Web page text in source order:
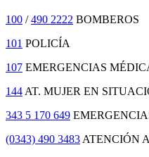
100 /490 2222 BOMBEROS
101 POLICÍA
107 EMERGENCIAS
144 AT. MUJER EN
343 5 170 649
(0343) 490 3483 ATENCIÓN